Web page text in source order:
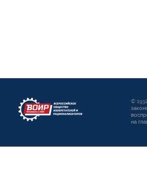
©
на